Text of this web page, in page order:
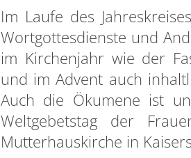
Im Laufe des
Wortgottesdienste und
im Kirchenjahr wie der
und im Advent auch
Auch die Ökumene ist
Weltgebetstag der
Mutterhauskirche in